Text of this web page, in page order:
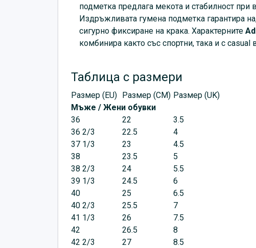
подметка предлага мекота и стабилност
Издръжливата гумена подметка гарантира
сигурно фиксиране на крака. Характерните
комбинира както със спортни, така и с casual
Таблица с размери
Размер (EU) Размер (CM) Размер (UK)
Мъже / Жени обувки
36
22
3.5
36 2/3
22.5
4
37 1/3
23
4.5
38
23.5
5
38 2/3
24
5.5
39 1/3
24.5
6
40
25
6.5
40 2/3
25.5
7
41 1/3
26
7.5
42
26.5
8
42 2/3
27
8.5